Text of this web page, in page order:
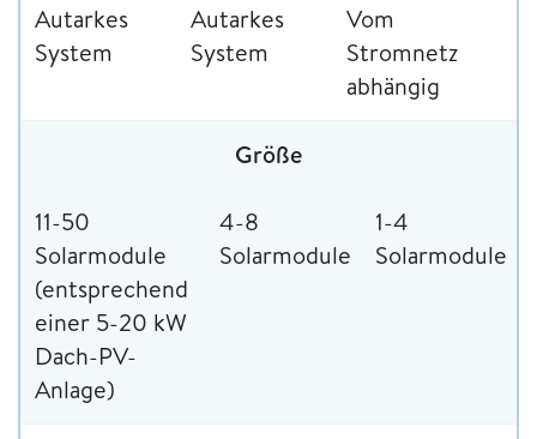
Autarkes
System
Autarkes
System
Vom
Stromnetz
abhängig
Größe
11-50
Solarmodule
(entsprechend
einer 5-20 kW
Dach-PV-
Anlage)
4-8
Solarmodule
1-4
Solarmodule